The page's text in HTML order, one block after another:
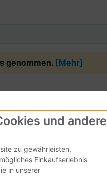
genommen. [Mehr]
und andere
zu gewährleisten,
Einkaufserlebnis
in unserer